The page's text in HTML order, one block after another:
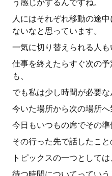
う感じがするんですね。
人にはそれぞれ移動の途
ないなと思っています。
一気に切り替えられる人も
仕事を終えたらすぐ次の
も、
でも私は少し時間が必要な
今いた場所から次の場所へ
今日もいつもの席でその準
その行った先で話したこと
トピックスの一つとしては